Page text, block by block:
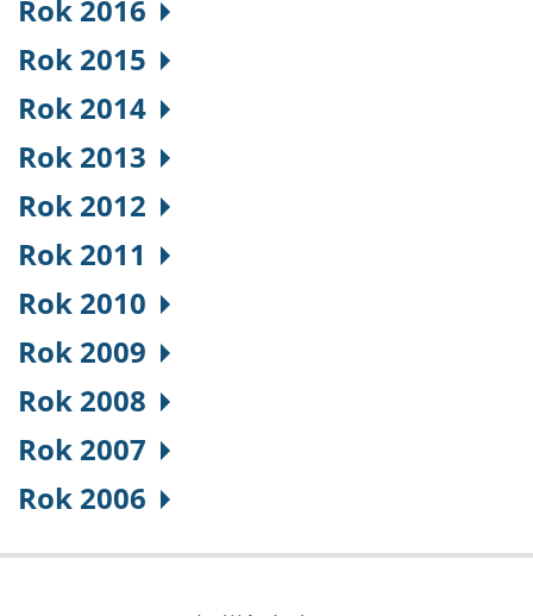
Rok 2016
Rok 2015
Rok 2014
Rok 2013
Rok 2012
Rok 2011
Rok 2010
Rok 2009
Rok 2008
Rok 2007
Rok 2006